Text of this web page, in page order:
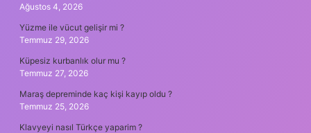
Ağustos 4, 2026
Yüzme ile vücut gelişir mi ?
Temmuz 29, 2026
Küpesiz kurbanlık olur mu ?
Temmuz 27, 2026
Maraş depreminde kaç kişi kayıp oldu ?
Temmuz 25, 2026
Klavyeyi nasıl Türkçe yaparim ?